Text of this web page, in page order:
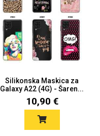
Silikonska Maskica za
Galaxy A22 (4G) - Šaren...
10,90 €